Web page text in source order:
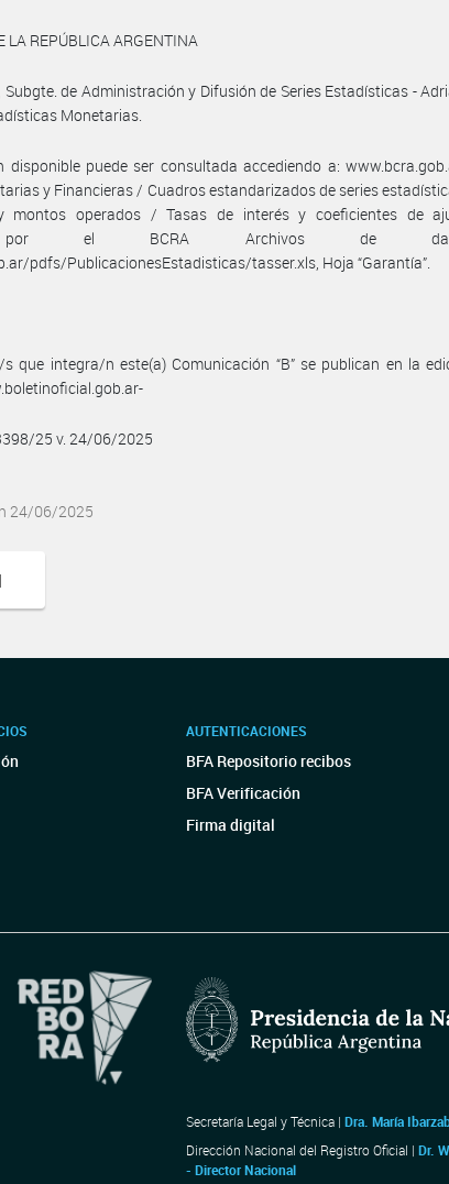
LA REPÚBLICA ARGENTINA
Subgte. de Administración y Difusión de Series Estadísticas -
Monetarias.
disponible puede ser consultada accediendo a:
y Financieras / Cuadros estandarizados de series
montos operados / Tasas de interés y coeficientes de
por el BCRA Archivos de
pdfs/PublicacionesEstadisticas/tasser.xls, Hoja “Garantía”.
s que integra/n este(a) Comunicación “B” se publican en la
25 v. 24/06/2025
24/06/2025
AUTENTICACIONES
BFA Repositorio recibos
BFA Verificación
Firma digital
Secretaría Legal y Técnica | Dra. María
Dirección Nacional del Registro Oficial | Dr.
- Director Nacional